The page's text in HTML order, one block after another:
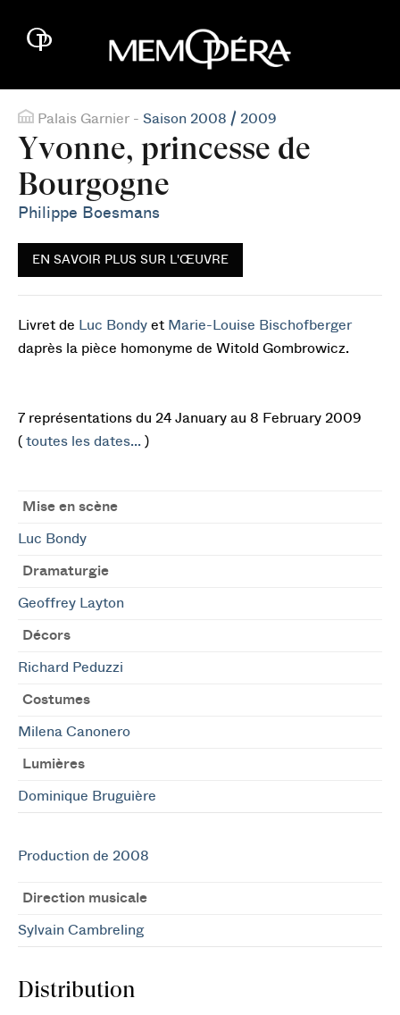
Palais Garnier - Saison 2008 / 2009
Yvonne, princesse de
Bourgogne
Philippe Boesmans
EN SAVOIR PLUS SUR L'ŒUVRE
Livret de Luc Bondy et Marie-Louise Bischofberger
daprès la pièce homonyme de Witold Gombrowicz.
7 représentations du 24 January au 8 February 2009
( toutes les dates... )
Mise en scène
Luc Bondy
Dramaturgie
Geoffrey Layton
Décors
Richard Peduzzi
Costumes
Milena Canonero
Lumières
Dominique Bruguière
Production de 2008
Direction musicale
Sylvain Cambreling
Distribution